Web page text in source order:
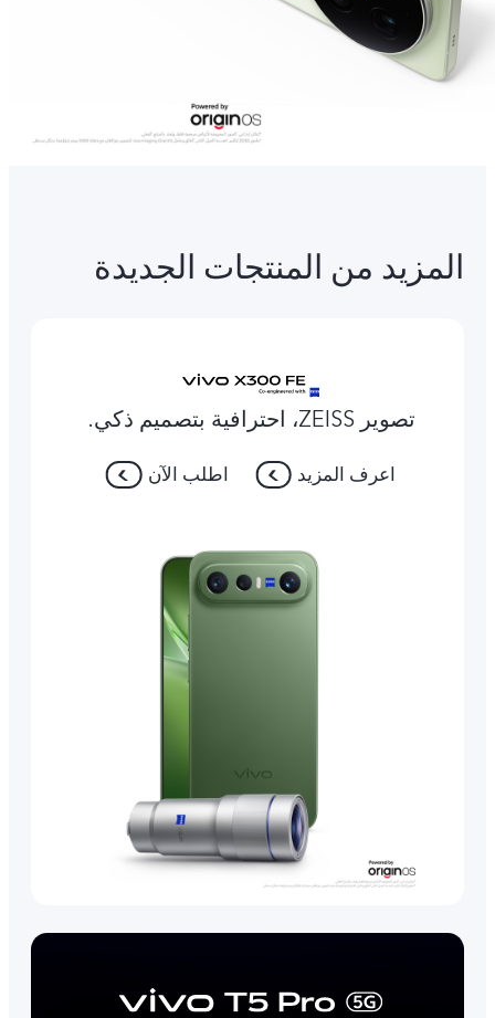
المزيد من المنتجات الجديدة
تصوير ZEISS، احترافية بتصميم ذكي.
اعرف المزيد اطلب الآن